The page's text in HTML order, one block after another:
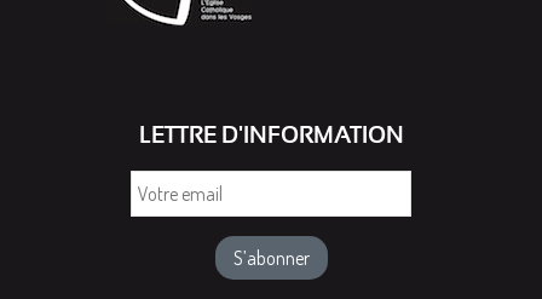
LETTRE D'INFORMATION